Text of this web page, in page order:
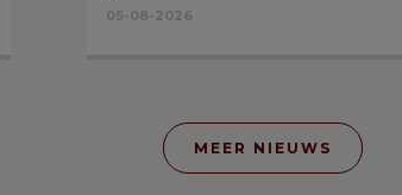
05-08-2026
MEER NIEUWS